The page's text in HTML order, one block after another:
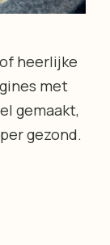
heerlijke
met
gemaakt,
gezond.